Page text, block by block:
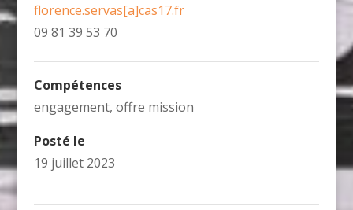
florence.servas[a]cas17.fr
09 81 39 53 70
Compétences
engagement, offre mission
Posté le
19 juillet 2023